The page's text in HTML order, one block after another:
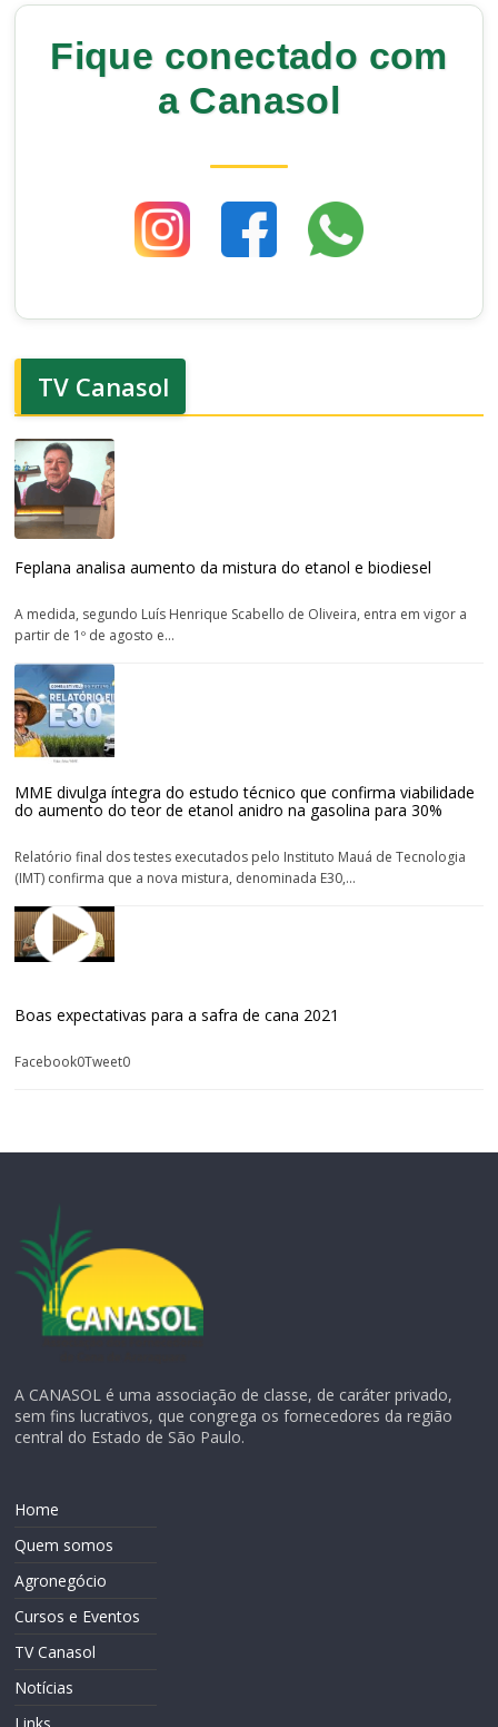
Fique conectado com
a Canasol
TV Canasol
Feplana analisa aumento da mistura do etanol e biodiesel
A medida, segundo Luís Henrique Scabello de Oliveira, entra em vigor a
partir de 1º de agosto e...
MME divulga íntegra do estudo técnico que confirma viabilidade
do aumento do teor de etanol anidro na gasolina para 30%
Relatório final dos testes executados pelo Instituto Mauá de Tecnologia
(IMT) confirma que a nova mistura, denominada E30,...
Boas expectativas para a safra de cana 2021
Facebook0Tweet0
A CANASOL é uma associação de classe, de caráter privado,
sem fins lucrativos, que congrega os fornecedores da região
central do Estado de São Paulo.
Home
Quem somos
Agronegócio
Cursos e Eventos
TV Canasol
Notícias